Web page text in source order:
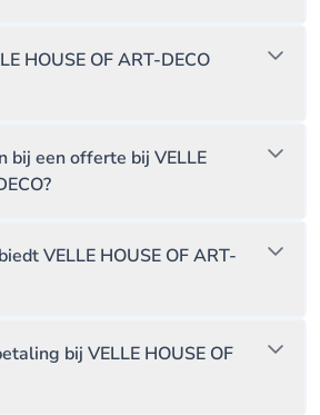
realisaties tonen een duidelijke
stijlkeuze. Elk project
materiaalgebruik en
of Art Deco, kiest voor een
met een duidelijke
zorgt voor een interieur dat
perfect aansluit bij de
HOUSE OF ART-DECO
bij een offerte bij VELLE
VELLE HOUSE OF ART-
bij VELLE HOUSE OF